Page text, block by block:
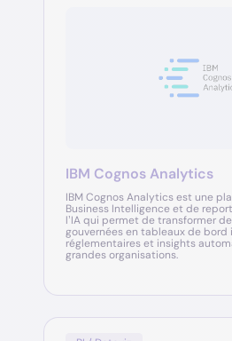
IBM Cognos Analytics
IBM Cognos Analytics est une
Business Intelligence et de
l’IA qui permet de transformer
gouvernées en tableaux de
réglementaires et insights
grandes organisations.